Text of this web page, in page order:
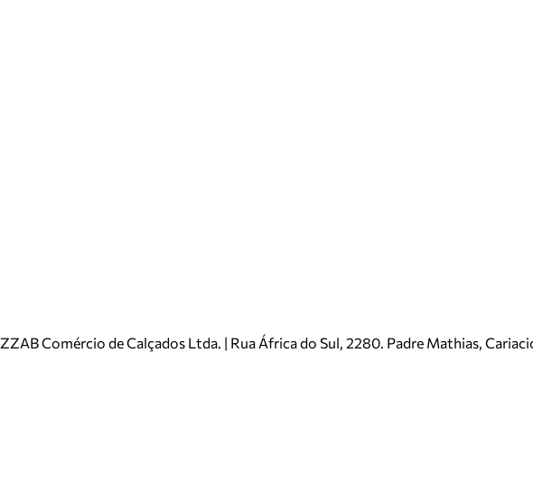
ZZAB Comércio de Calçados Ltda. | Rua África do Sul, 2280. Padre Mathias,